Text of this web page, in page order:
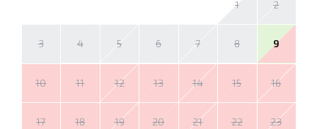
1 2
3 4 5 6 7 8 9
10 11 12 13 14 15 16
17 18 19 20 21 22 23